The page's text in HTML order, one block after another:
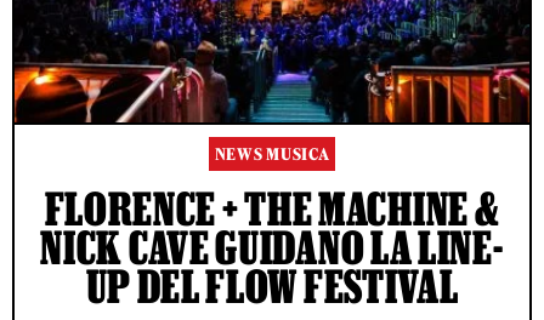
NEWS MUSICA
FLORENCE + THE MACHINE &
NICK CAVE GUIDANO LA LINE-
UP DEL FLOW FESTIVAL